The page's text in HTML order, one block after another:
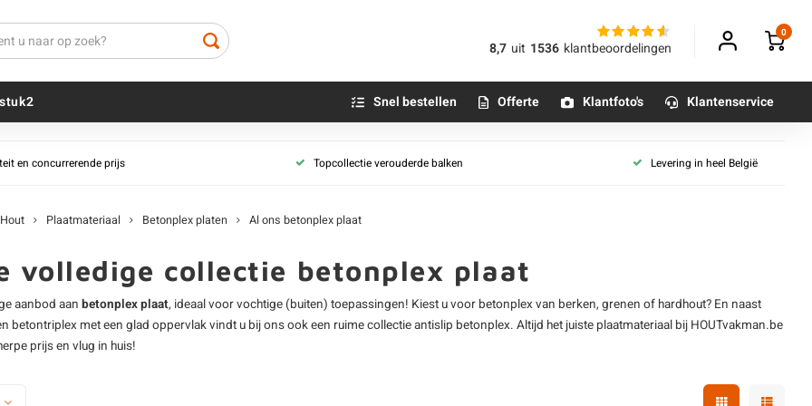
8,7 uit 1536 klantbeoordelingen
0
Grenen betonplex
Al ons betonplex plaat
Underlayment platen
Elliotes Pine underlayment
Melamine spaanplaat
Al ons spaan plaat
OSB platen
Al ons gevelbekleding plaat
Impregneer
Olie en lak - voor binnen
Oxaalzuur
Houtvuller
Tafelpoten - metaal
Alle poten & onderstellen
Snel bestellen Offerte Klantfoto's Klantenservice
en concurrerende prijs Topcollectie verouderde balken Levering in heel België
Hout Plaatmateriaal Betonplex platen Al ons betonplex plaat
volledige collectie betonplex plaat
aanbod aan betonplex plaat, ideaal voor vochtige (buiten) toepassingen! Kiest u voor betonplex van berken, grenen of hardhout? En naast
betontriplex met een glad oppervlak vindt u bij ons ook een ruime collectieantislip betonplex. Altijd het juiste plaatmateriaal bij HOUTvakman.be
prijs en vlug in huis!